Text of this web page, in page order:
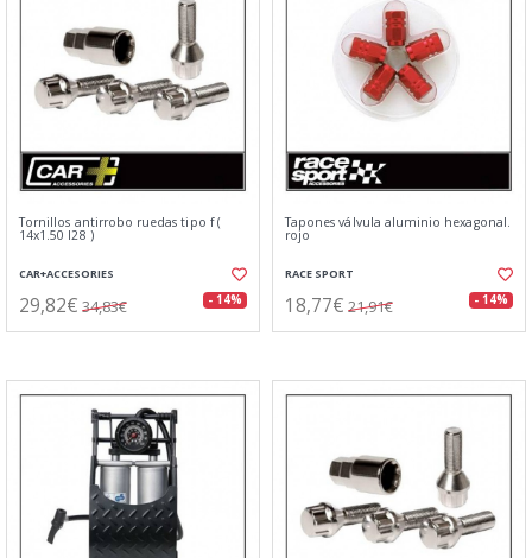
Tornillos antirrobo ruedas tipo f (
14x1.50 l28 )
CAR+ACCESORIES
29,82€ 34,83€ - 14%
Tapones válvula aluminio hexagonal.
rojo
RACE SPORT
18,77€ 21,91€ - 14%